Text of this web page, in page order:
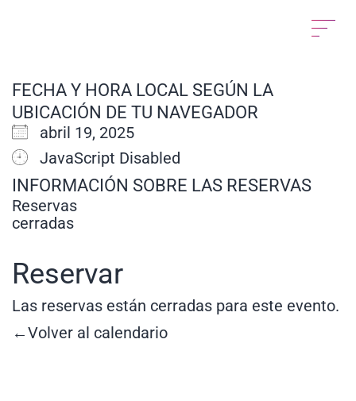
FECHA Y HORA LOCAL SEGÚN LA
UBICACIÓN DE TU NAVEGADOR
abril 19, 2025
JavaScript Disabled
INFORMACIÓN SOBRE LAS RESERVAS
Reservas
cerradas
Reservar
Las reservas están cerradas para este evento.
←Volver al calendario